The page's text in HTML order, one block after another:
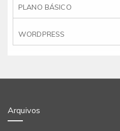
PLANO BÁSICO
WORDPRESS
Arquivos